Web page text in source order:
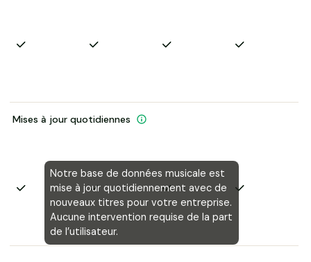
Mises à jour quotidiennes
Notre base de données musicale est
mise à jour quotidiennement avec de
nouveaux titres pour votre entreprise.
Aucune intervention requise de la part
de l’utilisateur.